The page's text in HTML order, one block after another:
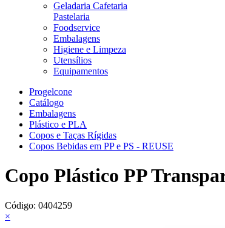
Geladaria Cafetaria
Pastelaria
Foodservice
Embalagens
Higiene e Limpeza
Utensílios
Equipamentos
Progelcone
Catálogo
Embalagens
Plástico e PLA
Copos e Taças Rígidas
Copos Bebidas em PP e PS - REUSE
Copo Plástico PP
Código: 0404259
×